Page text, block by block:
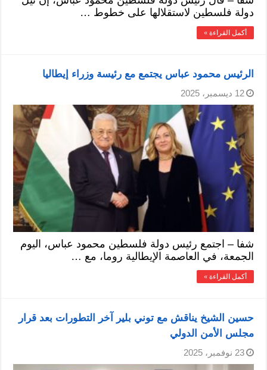
دولة فلسطين لاستقلالها على خطوط …
أكمل القراءة »
الرئيس محمود عباس يجتمع مع رئيسة وزراء إيطاليا
12 ديسمبر، 2025
شفا – اجتمع رئيس دولة فلسطين محمود عباس، اليوم
الجمعة، في العاصمة الإيطالية روما، مع …
أكمل القراءة »
حسين الشيخ يناقش مع توني بلير آخر التطورات بعد قرار
مجلس الأمن الدولي
23 نوفمبر، 2025